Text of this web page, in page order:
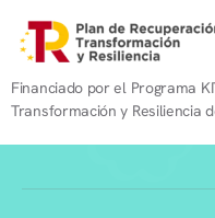
Financiado por el Programa
Transformación y Resiliencia